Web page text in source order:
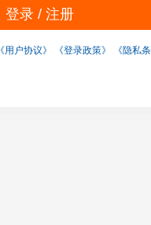
登录 / 注册
《用户协议》 《登录政策》
《隐私条